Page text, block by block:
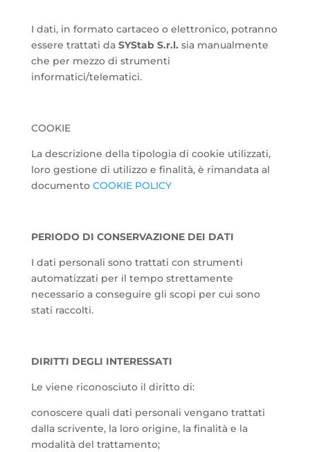
I dati, in formato cartaceo o elettronico, potranno
essere trattati da SYStab S.r.l. sia manualmente
che per mezzo di strumenti
informatici/telematici.
COOKIE
La descrizione della tipologia di cookie utilizzati,
loro gestione di utilizzo e finalità, è rimandata al
documento COOKIE POLICY
PERIODO DI CONSERVAZIONE DEI DATI
I dati personali sono trattati con strumenti
automatizzati per il tempo strettamente
necessario a conseguire gli scopi per cui sono
stati raccolti.
DIRITTI DEGLI INTERESSATI
Le viene riconosciuto il diritto di:
conoscere quali dati personali vengano trattati
dalla scrivente, la loro origine, la finalità e la
modalità del trattamento;